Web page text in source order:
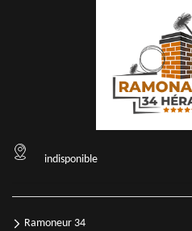
indisponible
Ramoneur 34